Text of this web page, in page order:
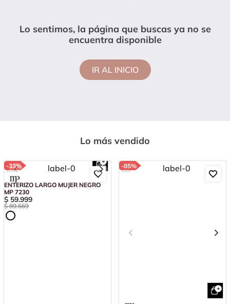
Lo sentimos, la página que buscas ya no se
encuentra disponible
IR AL INICIO
Lo más vendido
-33%
ENTERIZO LARGO MUJER NEGRO
MP 7230
$ 59.999
$ 89.669
-85%